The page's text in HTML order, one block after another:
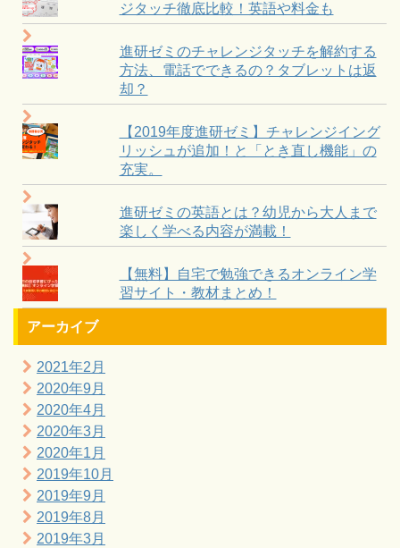
ジタッチ徹底比較！英語や料金も
進研ゼミのチャレンジタッチを解約する
方法、電話でできるの？タブレットは返
却？
【2019年度進研ゼミ】チャレンジイング
リッシュが追加！と「とき直し機能」の
充実。
進研ゼミの英語とは？幼児から大人まで
楽しく学べる内容が満載！
【無料】自宅で勉強できるオンライン学
習サイト・教材まとめ！
アーカイブ
2021年2月
2020年9月
2020年4月
2020年3月
2020年1月
2019年10月
2019年9月
2019年8月
2019年3月